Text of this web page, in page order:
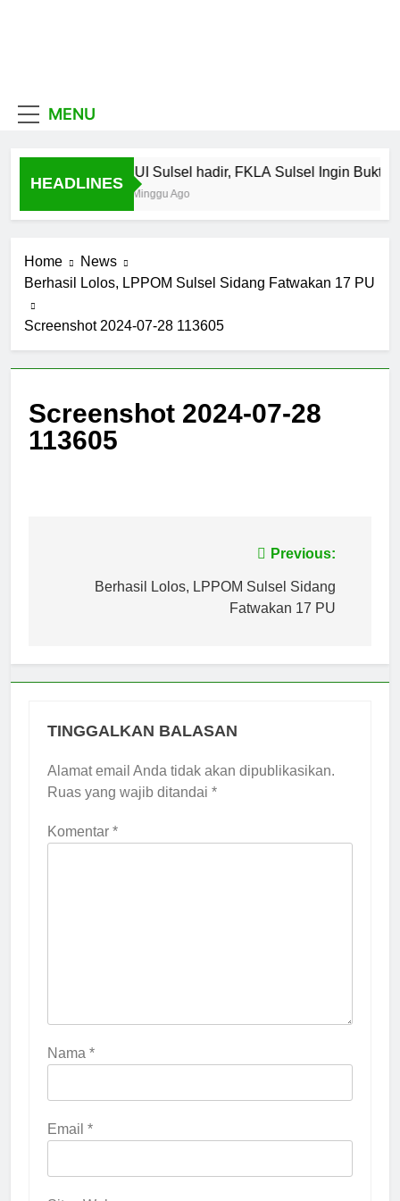
MENU
HEADLINES
MUI Sulsel hadir, FKLA Sulsel Ingin
1 Minggu Ago
Home
News
Berhasil Lolos, LPPOM Sulsel Sidang Fatwakan 17 PU
Screenshot 2024-07-28 113605
Screenshot 2024-07-28
113605
Previous:
Berhasil Lolos, LPPOM Sulsel Sidang
Fatwakan 17 PU
TINGGALKAN BALASAN
Alamat email Anda tidak akan dipublikasikan.
Ruas yang wajib ditandai *
Komentar *
Nama *
Email *